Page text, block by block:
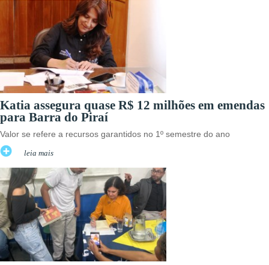
Katia assegura quase R$ 12 milhões em emendas
para Barra do Piraí
Valor se refere a recursos garantidos no 1º semestre do ano
leia mais